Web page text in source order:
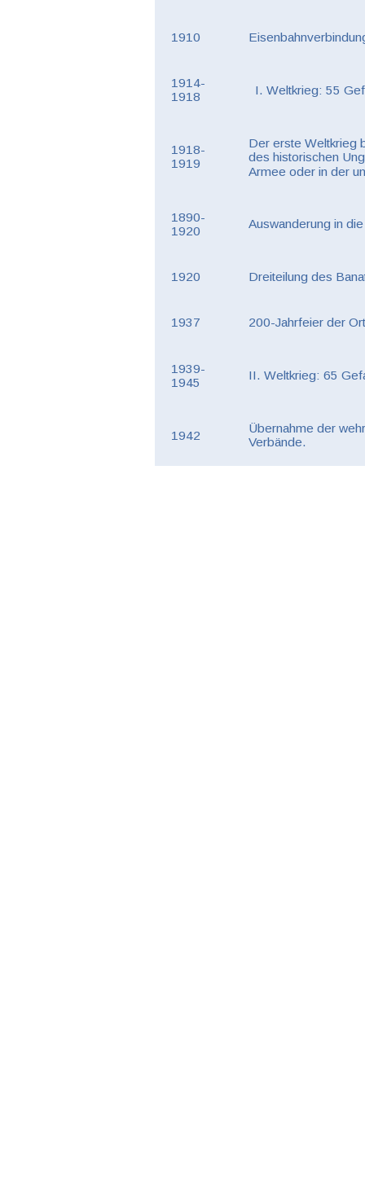
1910
1914-
1918
I. Weltkrieg: 55
1918-
1919
Der erste Weltkrieg
des historischen
Armee oder in der
1890-
1920
Auswanderung in
1920 Dreiteilung des
1937 200-Jahrfeier der
1939-
1945
II. Weltkrieg: 65
1942
Übernahme der
Verbände.